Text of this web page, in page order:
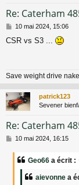
Re: Caterham
M
s
e
10 mai 2024, 15:06
CSR vs S3 ...
Save weight drive
patrick123
Sevener
Re: Caterham
M10 mai 2024, 16:15
Geo66 a écrit :
aievonne a